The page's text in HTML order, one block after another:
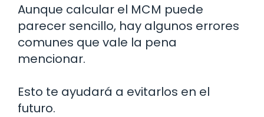
Aunque calcular el MCM puede
parecer sencillo, hay algunos errores
comunes que vale la pena
mencionar.
Esto te ayudará a evitarlos en el
futuro.